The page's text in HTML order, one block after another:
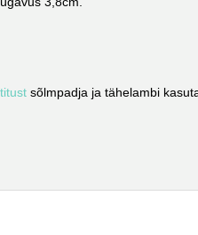
sõlmpadja ja tähelambi